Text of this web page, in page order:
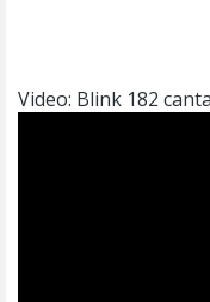
Video: Blink 182